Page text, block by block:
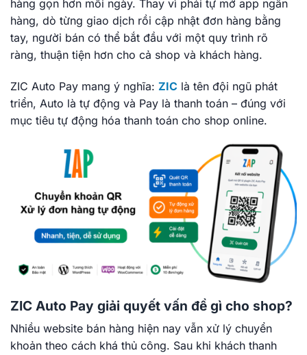
hàng gọn hơn mỗi ngày. Thay vì phải tự mở app ngân
hàng, dò từng giao dịch rồi cập nhật đơn hàng bằng
tay, người bán có thể bắt đầu với một quy trình rõ
ràng, thuận tiện hơn cho cả shop và khách hàng.
ZIC Auto Pay mang ý nghĩa: ZIC là tên đội ngũ phát
triển, Auto là tự động và Pay là thanh toán – đúng với
mục tiêu tự động hóa thanh toán cho shop online.
ZIC Auto Pay giải quyết vấn đề gì cho shop?
Nhiều website bán hàng hiện nay vẫn xử lý chuyển
khoản theo cách khá thủ công. Sau khi khách thanh